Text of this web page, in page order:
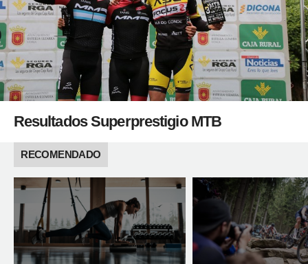
Resultados Superprestigio MTB
RECOMENDADO